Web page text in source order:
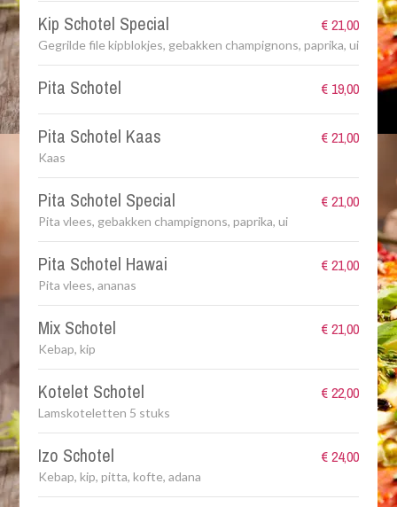
Kip Schotel Special € 21,00
Gegrilde file kipblokjes, gebakken champignons, paprika, ui
Pita Schotel € 19,00
Pita Schotel Kaas € 21,00
Kaas
Pita Schotel Special € 21,00
Pita vlees, gebakken champignons, paprika, ui
Pita Schotel Hawai € 21,00
Pita vlees, ananas
Mix Schotel € 21,00
Kebap, kip
Kotelet Schotel € 22,00
Lamskoteletten 5 stuks
Izo Schotel € 24,00
Kebap, kip, pitta, kofte, adana